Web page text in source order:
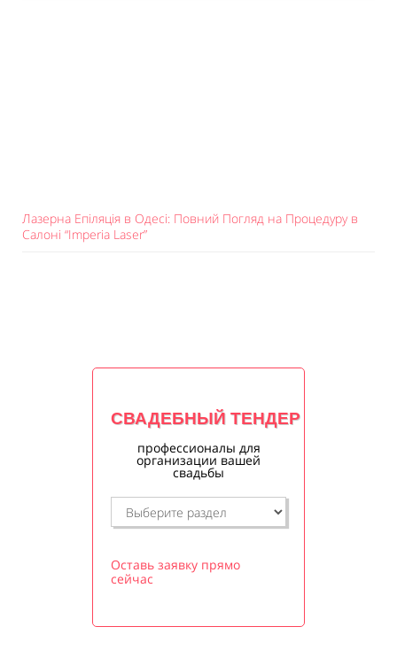
Лазерна Епіляція в Одесі: Повний Погляд на Процедуру в
Салоні “Imperia Laser”
СВАДЕБНЫЙ ТЕНДЕР
профессионалы для
организации вашей
свадьбы
Оставь заявку прямо
сейчас